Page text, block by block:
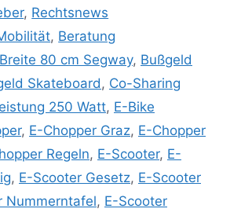
, Rechtsnews
, Beratung
Breite 80 cm Segway, Bußgeld
Skateboard, Co-Sharing
250 Watt, E-Bike
, E-Chopper Graz, E-Chopper
Regeln, E-Scooter, E-
, E-Scooter Gesetz, E-Scooter
Nummerntafel, E-Scooter